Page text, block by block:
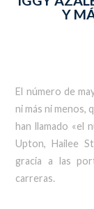
Y
El número de
ni más ni menos,
han llamado «el
Upton, Hailee
gracia a las
carreras.